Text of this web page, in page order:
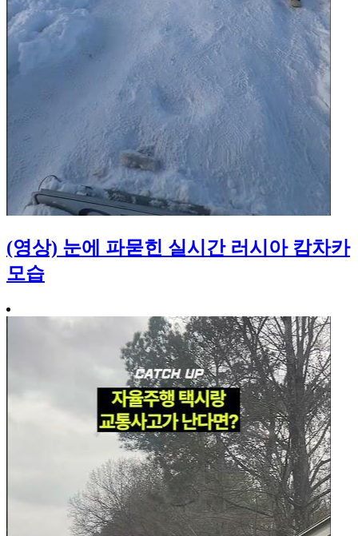
(영상) 눈에 파묻힌 실시간 러시아 캄차카
모습